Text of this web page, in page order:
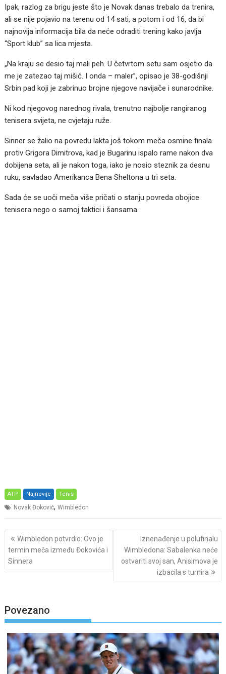
Ipak, razlog za brigu jeste što je Novak danas trebalo da trenira,
ali se nije pojavio na terenu od 14 sati, a potom i od 16, da bi
najnovija informacija bila da neće odraditi trening kako javlja
“Sport klub” sa lica mjesta.
„Na kraju se desio taj mali peh. U četvrtom setu sam osjetio da
me je zatezao taj mišić. I onda – maler”, opisao je 38-godišnji
Srbin pad koji je zabrinuo brojne njegove navijače i sunarodnike.
Ni kod njegovog narednog rivala, trenutno najbolje rangiranog
tenisera svijeta, ne cvjetaju ruže.
Sinner se žalio na povredu lakta još tokom meča osmine finala
protiv Grigora Dimitrova, kad je Bugarinu ispalo rame nakon dva
dobijena seta, ali je nakon toga, iako je nosio steznik za desnu
ruku, savladao Amerikanca Bena Sheltona u tri seta.
Sada će se uoči meča više pričati o stanju povreda obojice
tenisera nego o samoj taktici i šansama.
ATP Najnovije Tenis
Novak Đoković,Wimbledon
Post
navigation
Wimbledon potvrdio: Ovo je
termin meča između Đokovića i
Sinnera
Iznenađenje u polufinalu
Wimbledona: Sabalenka neće
ostvariti svoj san, Anisimova je
izbacila s turnira
Povezano